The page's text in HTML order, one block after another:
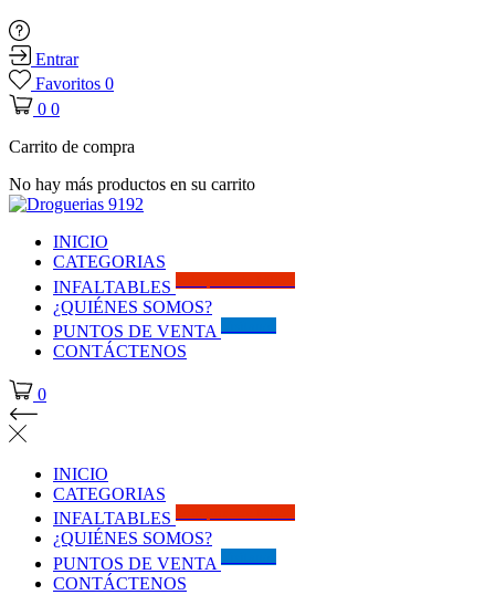
Entrar
Favoritos 0
0 0
Carrito de compra
No hay más productos en su carrito
INICIO
CATEGORIAS
INFALTABLES
¿QUIÉNES SOMOS?
PUNTOS DE VENTA
CONTÁCTENOS
0
INICIO
CATEGORIAS
INFALTABLES
¿QUIÉNES SOMOS?
PUNTOS DE VENTA
CONTÁCTENOS